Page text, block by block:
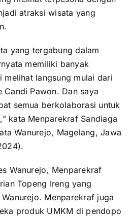
atraksi wisata yang
yang tergabung dalam
memiliki banyak
melihat langsung mulai dari
Candi Pawon. Dan saya
semua berkolaborasi untuk
kata Menparekraf Sandiaga
Wanurejo, Magelang, Jawa
Wanurejo, Menparekraf
Topeng Ireng yang
Menparekraf juga
produk UMKM di pendopo